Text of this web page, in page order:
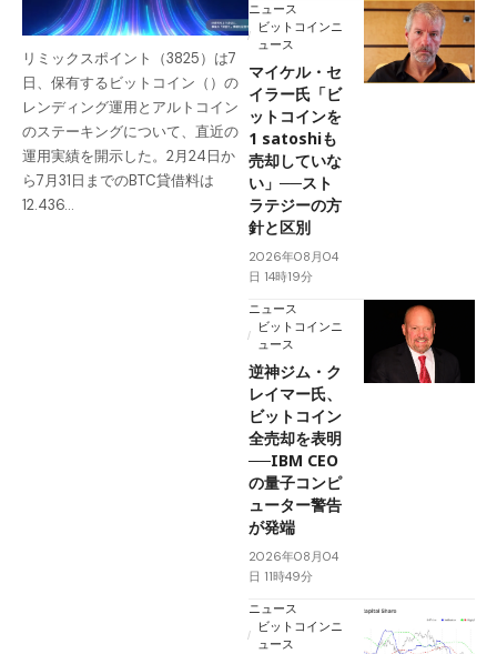
リミックスポイント（3825）は7
日、保有するビットコイン（）の
レンディング運用とアルトコイン
のステーキングについて、直近の
運用実績を開示した。2月24日か
ら7月31日までのBTC貸借料は
12.436…
ニュース
ビットコインニ
ュース
マイケル・セ
イラー氏「ビ
ットコインを
1 satoshiも
売却していな
い」──スト
ラテジーの方
針と区別
2026年08月04
日 14時19分
ニュース
ビットコインニ
ュース
逆神ジム・ク
レイマー氏、
ビットコイン
全売却を表明
──IBM CEO
の量子コンピ
ューター警告
が発端
2026年08月04
日 11時49分
ニュース
ビットコインニ
ュース